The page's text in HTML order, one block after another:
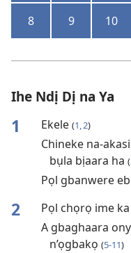
8 9 10
Ihe Ndị Dị na Ya
1 Ekele (1, 2)
Chineke na-
bụla bịaara ha (
Pọl gbanwere
2 Pọl chọrọ ime
A gbaghaara
n’ọgbakọ (5-11)